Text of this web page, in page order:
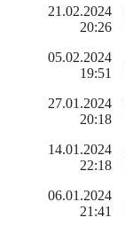
21.02.2024
20:26
05.02.2024
19:51
27.01.2024
20:18
14.01.2024
22:18
06.01.2024
21:41